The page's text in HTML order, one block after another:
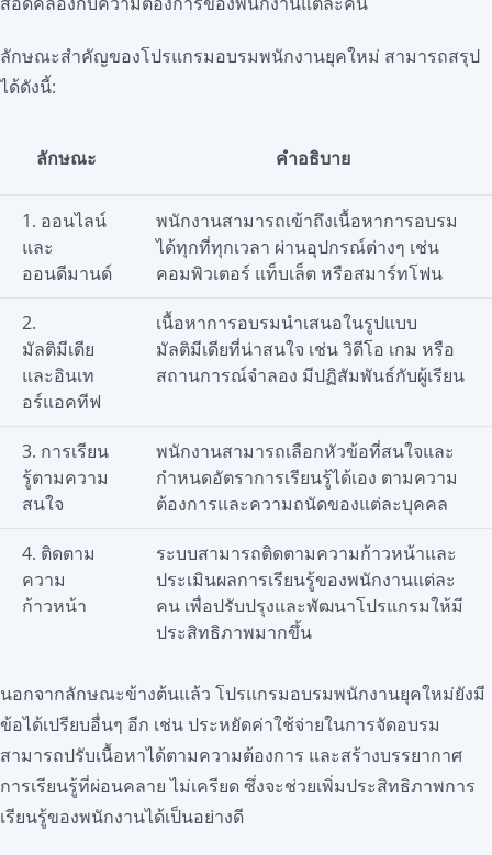
ลักษณะสำคัญของโปรแกรมอบรมพนักงานยุคใหม่ สามารถสรุป
ได้ดังนี้:
ลักษณะ คำอธิบาย
1. ออนไลน์
และ
ออนดีมานด์
พนักงานสามารถเข้าถึงเนื้อหาการอบรม
ได้ทุกที่ทุกเวลา ผ่านอุปกรณ์ต่างๆ เช่น
คอมพิวเตอร์ แท็บเล็ต หรือสมาร์ทโฟน
2.
มัลติมีเดีย
และอินเท
อร์แอคทีฟ
เนื้อหาการอบรมนำเสนอในรูปแบบ
มัลติมีเดียที่น่าสนใจ เช่น วิดีโอ เกม หรือ
สถานการณ์จำลอง มีปฏิสัมพันธ์กับผู้เรียน
3. การเรียน
รู้ตามความ
สนใจ
พนักงานสามารถเลือกหัวข้อที่สนใจและ
กำหนดอัตราการเรียนรู้ได้เอง ตามความ
ต้องการและความถนัดของแต่ละบุคคล
4. ติดตาม
ความ
ก้าวหน้า
ระบบสามารถติดตามความก้าวหน้าและ
ประเมินผลการเรียนรู้ของพนักงานแต่ละ
คน เพื่อปรับปรุงและพัฒนาโปรแกรมให้มี
ประสิทธิภาพมากขึ้น
นอกจากลักษณะข้างต้นแล้ว โปรแกรมอบรมพนักงานยุคใหม่ยังมี
ข้อได้เปรียบอื่นๆ อีก เช่น ประหยัดค่าใช้จ่ายในการจัดอบรม
สามารถปรับเนื้อหาได้ตามความต้องการ และสร้างบรรยากาศ
การเรียนรู้ที่ผ่อนคลาย ไม่เครียด ซึ่งจะช่วยเพิ่มประสิทธิภาพการ
เรียนรู้ของพนักงานได้เป็นอย่างดี